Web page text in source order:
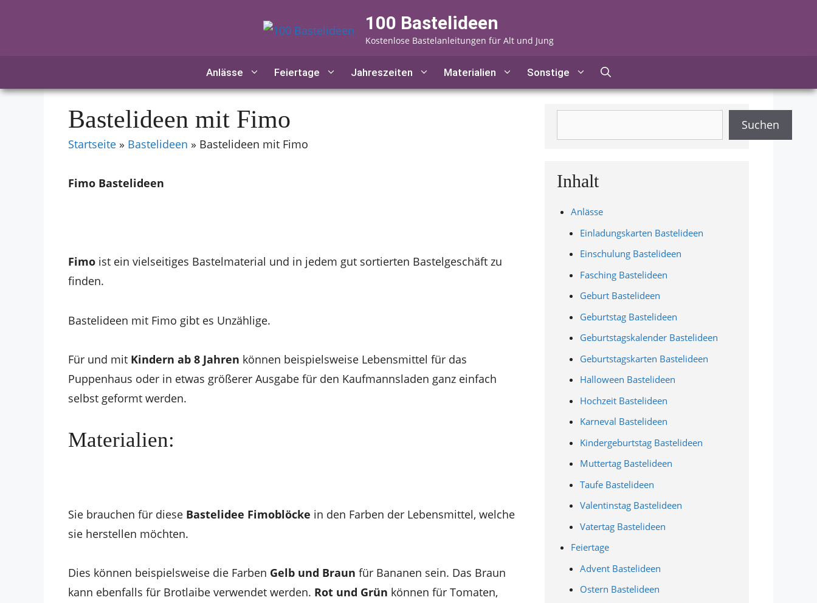
100 Bastelideen
Kostenlose Bastelanleitungen für Alt und Jung
Anlässe Feiertage Jahreszeiten Materialien Sonstige
Bastelideen mit Fimo
Startseite » Bastelideen » Bastelideen mit Fimo
Fimo Bastelideen
Fimo ist ein vielseitiges Bastelmaterial und in jedem gut sortierten Bastelgeschäft zu
finden.
Bastelideen mit Fimo gibt es Unzählige.
Für und mit Kindern ab 8 Jahren können beispielsweise Lebensmittel für das
Puppenhaus oder in etwas größerer Ausgabe für den Kaufmannsladen ganz einfach
selbst geformt werden.
Materialien:
Sie brauchen für diese Bastelidee Fimoblöcke in den Farben der Lebensmittel, welche
sie herstellen möchten.
Dies können beispielsweise die Farben Gelb und Braun für Bananen sein. Das Braun
kann ebenfalls für Brotlaibe verwendet werden. Rot und Grün können für Tomaten,
Suchen
Inhalt
Anlässe
Einladungskarten Bastelideen
Einschulung Bastelideen
Fasching Bastelideen
Geburt Bastelideen
Geburtstag Bastelideen
Geburtstagskalender Bastelideen
Geburtstagskarten Bastelideen
Halloween Bastelideen
Hochzeit Bastelideen
Karneval Bastelideen
Kindergeburtstag Bastelideen
Muttertag Bastelideen
Taufe Bastelideen
Valentinstag Bastelideen
Vatertag Bastelideen
Feiertage
Advent Bastelideen
Ostern Bastelideen